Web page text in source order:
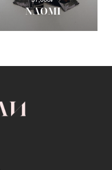
NAOMI